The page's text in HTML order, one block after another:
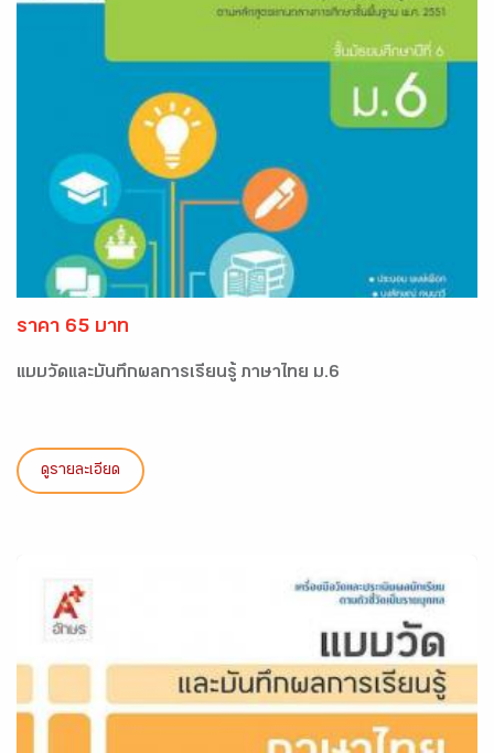
ราคา 65 บาท
แบบวัดและบันทึกผลการเรียนรู้ ภาษาไทย ม.6
ดูรายละเอียด